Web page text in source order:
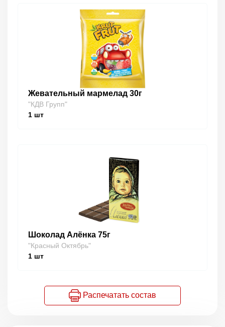
Жевательный мармелад 30г
"КДВ Групп"
1 шт
Шоколад Алёнка 75г
"Красный Октябрь"
1 шт
Распечатать состав